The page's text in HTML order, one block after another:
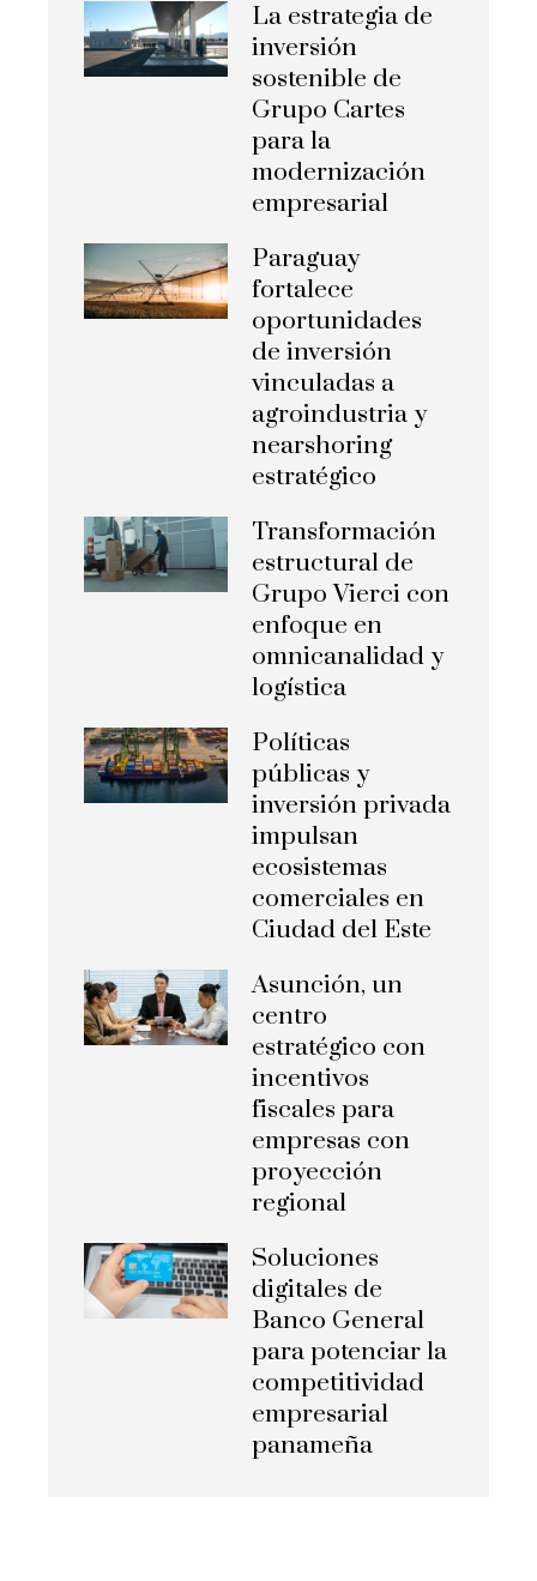
La estrategia de
inversión
sostenible de
Grupo Cartes
para la
modernización
empresarial
Paraguay
fortalece
oportunidades
de inversión
vinculadas a
agroindustria y
nearshoring
estratégico
Transformación
estructural de
Grupo Vierci con
enfoque en
omnicanalidad y
logística
Políticas
públicas y
inversión privada
impulsan
ecosistemas
comerciales en
Ciudad del Este
Asunción, un
centro
estratégico con
incentivos
fiscales para
empresas con
proyección
regional
Soluciones
digitales de
Banco General
para potenciar la
competitividad
empresarial
panameña